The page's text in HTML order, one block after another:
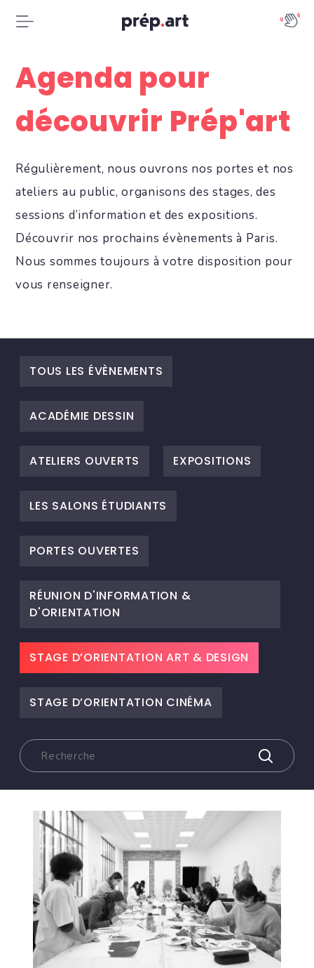
Agenda pour
découvrir Prép'art
Régulièrement, nous ouvrons nos portes et nos
ateliers au public, organisons des stages, des
sessions d’information et des expositions.
Découvrir nos prochains évènements à Paris.
Nous sommes toujours à votre disposition pour
vous renseigner.
TOUS LES ÉVÈNEMENTS
ACADÉMIE DESSIN
ATELIERS OUVERTS EXPOSITIONS
LES SALONS ÉTUDIANTS
PORTES OUVERTES
RÉUNION D'INFORMATION &
D'ORIENTATION
STAGE D’ORIENTATION ART & DESIGN
STAGE D’ORIENTATION CINÉMA